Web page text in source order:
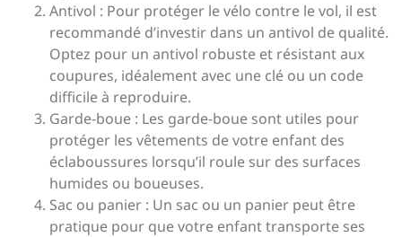
Antivol : Pour protéger le vélo contre le vol, il est
recommandé d’investir dans un antivol de qualité.
Optez pour un antivol robuste et résistant aux
coupures, idéalement avec une clé ou un code
difficile à reproduire.
Garde-boue : Les garde-boue sont utiles pour
protéger les vêtements de votre enfant des
éclaboussures lorsqu’il roule sur des surfaces
humides ou boueuses.
Sac ou panier : Un sac ou un panier peut être
pratique pour que votre enfant transporte ses